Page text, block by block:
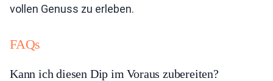
vollen Genuss zu erleben.
FAQs
Kann ich diesen Dip im Voraus zubereiten?